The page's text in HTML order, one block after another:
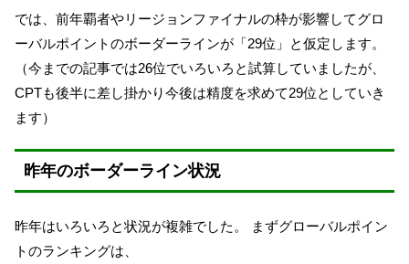
では、前年覇者やリージョンファイナルの枠が影響してグロ
ーバルポイントのボーダーラインが「29位」と仮定します。
（今までの記事では26位でいろいろと試算していましたが、
CPTも後半に差し掛かり今後は精度を求めて29位としていき
ます）
昨年のボーダーライン状況
昨年はいろいろと状況が複雑でした。 まずグローバルポイン
トのランキングは、